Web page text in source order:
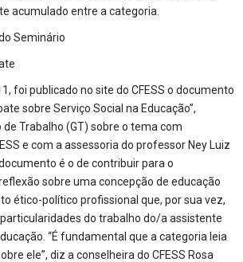
acumulado entre a categoria.
Seminário
foi publicado no site do CFESS o documento
sobre Serviço Social na Educação”,
de Trabalho (GT) sobre o tema com
e com a assessoria do professor Ney Luiz
é o de contribuir para o
sobre uma concepção de educação
ético-político profissional que, por sua vez,
do trabalho do/a assistente
“É fundamental que a categoria leia
ele”, diz a conselheira do CFESS Rosa